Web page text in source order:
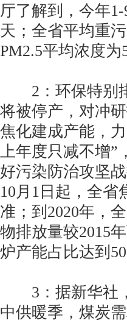
厅了解到，今年
天；全省平均重
PM2.5平均浓度
2：环保特别排
将被停产，对冲
焦化建成产能，
上年度只减不增”
好污染防治攻坚
10月1日起，全
准；到2020年，
物排放量较2015
炉产能占比达到
3：据新华社，
中供暖季，煤炭